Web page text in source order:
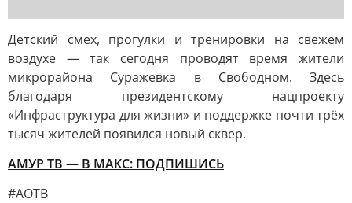
Детский смех, прогулки и тренировки на свежем
воздухе — так сегодня проводят время жители
микрорайона Суражевка в Свободном. Здесь
благодаря президентскому нацпроекту
«Инфраструктура для жизни» и поддержке почти трёх
тысяч жителей появился новый сквер.
АМУР ТВ — В МАКС: ПОДПИШИСЬ
#АОТВ